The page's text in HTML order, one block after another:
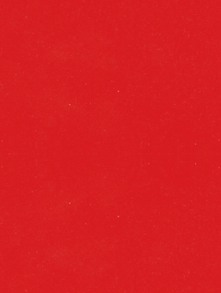
brillante que se envasará en los
diferentes formatos vigentes.
Libre de organismos perjudiciales para
el ser humano. No contiene organismos
modificados genéticamente o productos
derivados de ellos.